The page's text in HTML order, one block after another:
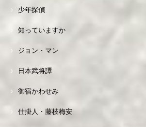
少年探偵
知っていますか
ジョン・マン
日本武将譚
御宿かわせみ
仕掛人・藤枝梅安